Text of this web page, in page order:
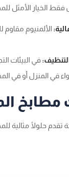
فقط الخيار الأمثل
الألمنيوم مقاوم
في البيئات
في المنزل أو في
مطابخ
تقدم حلولًا مثالية